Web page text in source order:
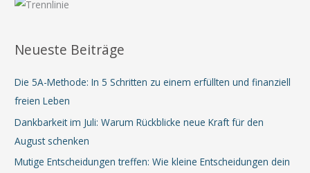
Neueste Beiträge
Die 5A-Methode: In 5 Schritten zu einem erfüllten und finanziell
freien Leben
Dankbarkeit im Juli: Warum Rückblicke neue Kraft für den
August schenken
Mutige Entscheidungen treffen: Wie kleine Entscheidungen dein